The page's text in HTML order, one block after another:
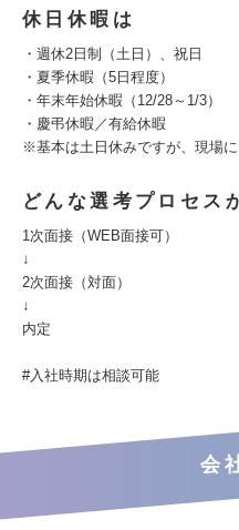
休日休暇は
・週休2日制（土日）、祝日
・夏季休暇（5日程度）
・年末年始休暇（12/28～1/3）
・慶弔休暇／有給休暇
※基本は土日休みですが、現場に
どんな選考プロセス
1次面接（WEB面接可）
↓
2次面接（対面）
↓
内定
#入社時期は相談可能
会